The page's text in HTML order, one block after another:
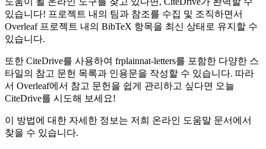
있습니다! 프로젝트 내의 팀과 참조를 수집 및 조직하면서
Overleaf 프로젝트 내의 BibTeX 항목을 최신 상태로 유지할 수
있습니다.
또한 CiteDrive를 사용하여 frplainnat-letters를 포함한 다양한 스
타일의 참고 문헌 목록과 인용문을 작성할 수 있습니다. 따라
서 Overleaf에서 참고 문헌을 쉽게 관리하고 싶다면 오늘
CiteDrive를 시도해 보세요!
이 방법에 대한 자세한 정보는 저희 온라인 도움말 문서에서
찾을 수 있습니다.